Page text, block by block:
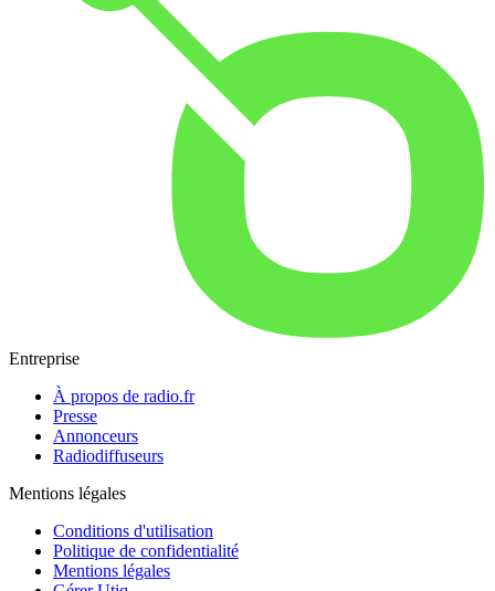
Entreprise
À propos de radio.fr
Presse
Annonceurs
Radiodiffuseurs
Mentions légales
Conditions d'utilisation
Politique de confidentialité
Mentions légales